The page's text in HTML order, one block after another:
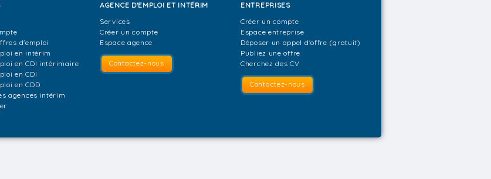
d'emploi
en intérim
en CDI intérimaire
en CDI
en CDD
agences intérim
AGENCE D'EMPLOI ET INTÉRIM
Services
Créer un compte
Espace agence
Contactez-nous
ENTREPRISES
Créer un compte
Espace entreprise
Déposer un appel d'offre (gratuit)
Publiez une offre
Cherchez des CV
Contactez-nous